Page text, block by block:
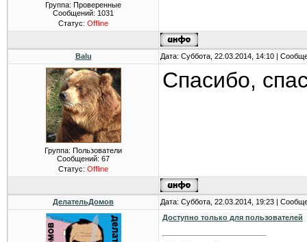
Группа: Проверенные
Сообщений: 1031
Статус: Offline
Balu Дата: Суббота, 22.03.2014, 14:10 |
Группа: Пользователи
Сообщений: 67
Статус: Offline
Спасибо,
ДелательДомов Дата: Суббота, 22.03.2014, 19:23 |
Доступно только для пользователей